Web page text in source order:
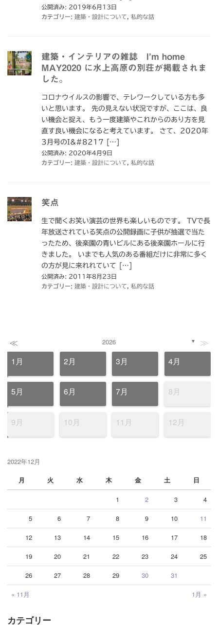
公開済み: 2019年6月13日
カテゴリー: 建築・設計について 私的な話
建築・インテリアの雑誌 I’m home
MAY2020 に水上高原の別荘が掲載されま
した。
コロナウイルスの影響で、テレワークしている方も多
いと思います。 先の見えない状況ですが、ここは、良
い機会と捉え、もう一度建築やこれからのあり方を見
直す良い機会になると考えています。 さて、2020年
3月号のI&#8217 […]
公開済み: 2020年4月9日
カテゴリー: 建築・設計について 私的な話
笑点
生で聞くお笑い演芸の世界も楽しいものです。 TVで長
年放送されている笑点の公開録画に子供が抽選で当た
ったため、後楽園の青いビルにある後楽園ホールに行
きました。 いまでも人気のある番組だけに非常に多く
の方が見に来れれていて […]
公開済み: 2011年8月23日
カテゴリー: 建築・設計について 私的な話
≪ 2026 ▼ ≫
1月 2月 3月 4月
5月 6月 7月 8月
9月 10月 11月 12月
2022年12月
月
火 水 木 金 土 日
« 11月 1月 »
1 2 3 4
5 6 7 8 9 10 11
12 13 14 15 16 17 18
19 20 21 22 23 24 25
26 27 28 29 30 31
カテゴリー